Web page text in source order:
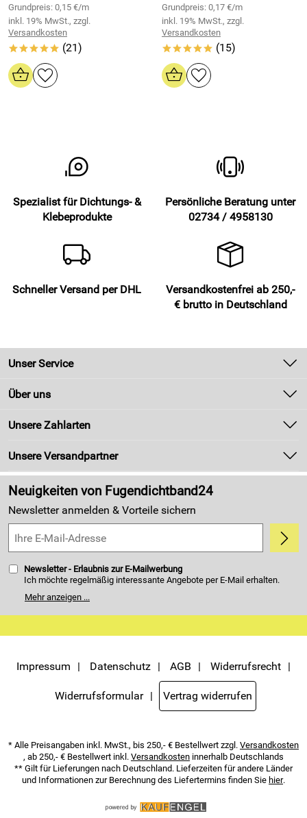
Grundpreis: 0,15 €/m
inkl. 19% MwSt., zzgl.
Versandkosten
***** (21)
Grundpreis: 0,17 €/m
inkl. 19% MwSt., zzgl.
Versandkosten
***** (15)
Spezialist für Dichtungs- &
Klebeprodukte
Persönliche Beratung unter
02734 / 4958130
Schneller Versand per DHL
Versandkostenfrei ab 250,-
€ brutto in Deutschland
Unser Service
Kontakt
Zahlung und Versand
Kundenlogin
Über uns
Unsere Bestseller
Neu
Made in Germany
Kundenbewertungen (4.405)
5,0/5*****
Unsere Zahlarten
Unsere Versandpartner
Neuigkeiten von Fugendichtband24
Newsletter anmelden & Vorteile sichern
Newsletter - Erlaubnis zur E-Mailwerbung
Ich möchte regelmäßig interessante Angebote per E-Mail erhalten.
weitergegeben. Zu statistischen Zwecken wird in anonymer Form
Servicemenü unten rechts, oder indem Sie den Link "Abmelden" am
Ende des Newsletters anklicken. Die
Datenschutzerklärunghabe ich
Mehr anzeigen ...
Impressum Datenschutz AGB Widerrufsrecht
Widerrufsformular Vertrag widerrufen
* Alle Preisangaben inkl. MwSt., bis 250,- € Bestellwert zzgl. Versandkosten
, ab 250,- € Bestellwert inkl. Versandkosten innerhalb Deutschlands
** Gilt für Lieferungen nach Deutschland. Lieferzeiten für andere Länder
und Informationen zur Berechnung des Liefertermins finden Sie hier.